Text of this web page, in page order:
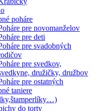
poháre
pre novomanželov
pre deti
pre svadobných
pre svedkov,
družičky, družbov
pre ostatných
taniere
do torty